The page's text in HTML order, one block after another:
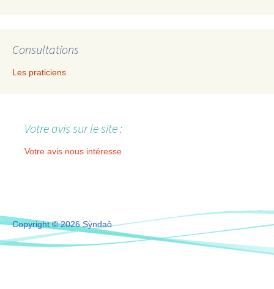
Consultations
Les praticiens
Votre avis sur le site :
Votre avis nous intéresse
Copyright © 2026 Sÿndaô